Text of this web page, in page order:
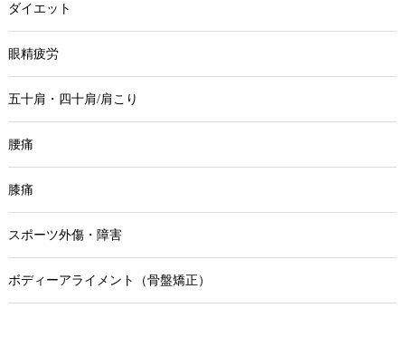
ダイエット
眼精疲労
五十肩・四十肩/肩こり
腰痛
膝痛
スポーツ外傷・障害
ボディーアライメント（骨盤矯正）